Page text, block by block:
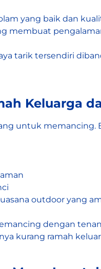
yang baik dan
membuat
tarik tersendiri
Keluarga
untuk memancing.
outdoor yang
dengan
kurang ramah